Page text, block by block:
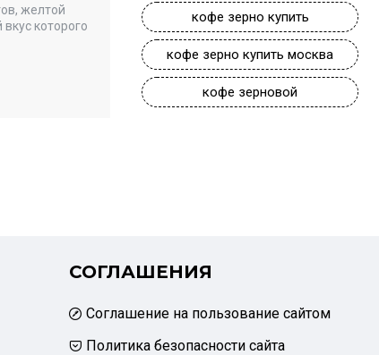
желтой
которого
кофе зерно купить
кофе зерно купить москва
кофе зерновой
СОГЛАШЕНИЯ
Соглашение на пользование сайтом
Политика безопасности сайта